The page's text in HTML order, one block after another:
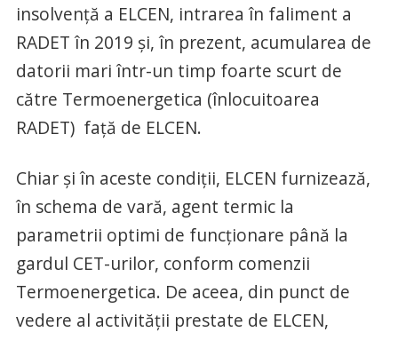
insolvență a ELCEN, intrarea în faliment a
RADET în 2019 și, în prezent, acumularea de
datorii mari într-un timp foarte scurt de
către Termoenergetica (înlocuitoarea
RADET) față de ELCEN.
Chiar și în aceste condiții, ELCEN furnizează,
în schema de vară, agent termic la
parametrii optimi de funcționare până la
gardul CET-urilor, conform comenzii
Termoenergetica. De aceea, din punct de
vedere al activității prestate de ELCEN,